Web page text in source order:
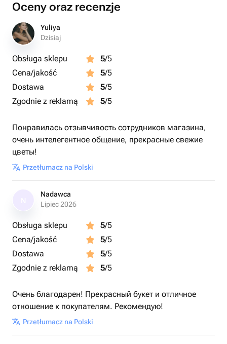
Oceny oraz recenzje
Yuliya
Dzisiaj
Obsługa sklepu 5/5
Cena/jakość
5/5
Dostawa
5/5
Zgodnie z reklamą
5/5
Понравилась отзывчивость сотрудников магазина,
очень интелегентное общение, прекрасные свежие
цветы!
Przetłumacz na Polski
Nadawca
Lipiec 2026
Obsługa sklepu 5/5
Cena/jakość
5/5
Dostawa
5/5
Zgodnie z reklamą
5/5
Очень благодарен! Прекрасный букет и отличное
отношение к покупателям. Рекомендую!
Przetłumacz na Polski